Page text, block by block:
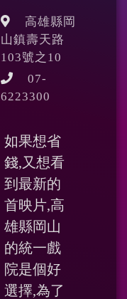
高雄縣岡
山鎮壽天路
103號之10
07-
6223300
如果想省
錢,又想看
到最新的
首映片,高
雄縣岡山
的統一戲
院是個好
選擇,為了